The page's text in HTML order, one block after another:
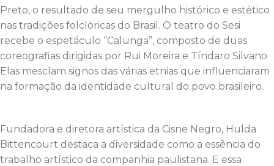
Preto, o resultado de seu mergulho histórico e estético
nas tradições folclóricas do Brasil. O teatro do Sesi
recebe o espetáculo “Calunga”, composto de duas
coreografias dirigidas por Rui Moreira e Tíndaro Silvano.
Elas mesclam signos das várias etnias que influenciaram
na formação da identidade cultural do povo brasileiro.
Fundadora e diretora artística da Cisne Negro, Hulda
Bittencourt destaca a diversidade como a essência do
trabalho artístico da companhia paulistana. E essa